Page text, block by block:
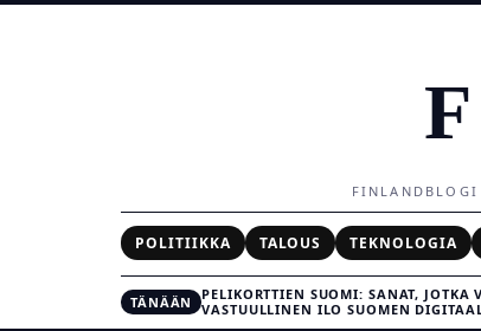
POLITIIKKA TALOUS TEKNOLOGIA
TÄNÄÄN PELIKORTTIEN SUOMI: SANAT,
VASTUULLINEN ILO SUOMEN